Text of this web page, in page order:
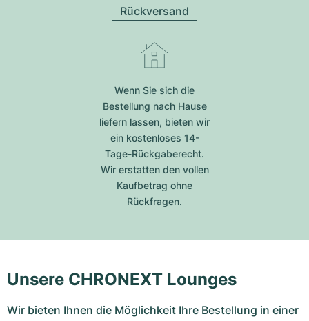
Rückversand
Wenn Sie sich die
Bestellung nach Hause
liefern lassen, bieten wir
ein kostenloses 14-
Tage-Rückgaberecht.
Wir erstatten den vollen
Kaufbetrag ohne
Rückfragen.
Unsere CHRONEXT Lounges
Wir bieten Ihnen die Möglichkeit Ihre Bestellung in einer